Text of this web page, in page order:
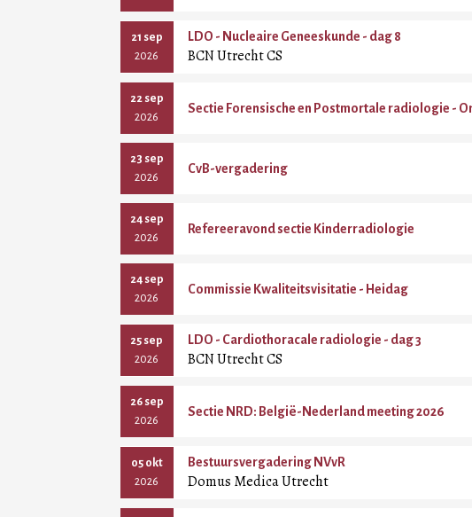
21 sep
2026
LDO - Nucleaire Geneeskunde - dag 8
BCN Utrecht CS
22 sep
2026
Sectie Forensische en Postmortale radiologie -
23 sep
2026
CvB-vergadering
24 sep
2026
Refereeravond sectie Kinderradiologie
24 sep
2026
Commissie Kwaliteitsvisitatie - Heidag
25 sep
2026
LDO - Cardiothoracale radiologie - dag 3
BCN Utrecht CS
26 sep
2026
Sectie NRD: België-Nederland meeting 2026
05 okt
2026
Bestuursvergadering NVvR
Domus Medica Utrecht